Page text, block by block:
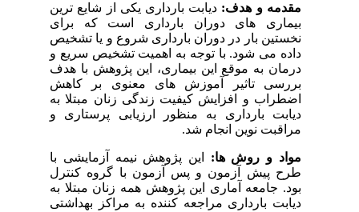
مقدمه و هدف:دیابت بارداری یکی از شایع ترین
بیماری های دوران بارداری است که برای
نخستین بار در دوران بارداری شروع و یا تشخیص
داده می شود. با توجه به اهمیت تشخیص سریع و
درمان به موقع این بیماری، این پژوهش با هدف
بررسی تاثیر آموزش های معنوی بر کاهش
اضطراب و افزایش کیفیت زندگی زنان مبتلا به
دیابت بارداری به منظور ارزیابی پرستاری و
مراقبت نوین انجام شد.
مواد و روش ها:این پژوهش نیمه آزمایشی با
طرح پیش آزمون و پس آزمون با گروه کنترل
بود. جامعه آماری این پژوهش همه زنان مبتلا به
دیابت بارداری مراجعه کننده به مراکز بهداشتی